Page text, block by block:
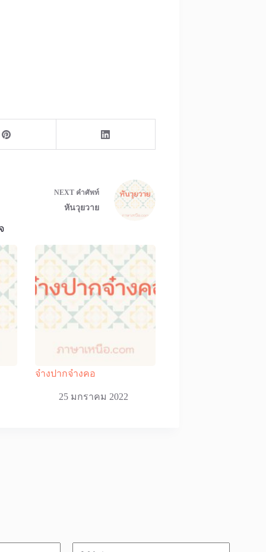
NEXT คำศัพท์
หันวุยวาย
จ๋างปากจ๋างคอ
25 มกราคม 2022